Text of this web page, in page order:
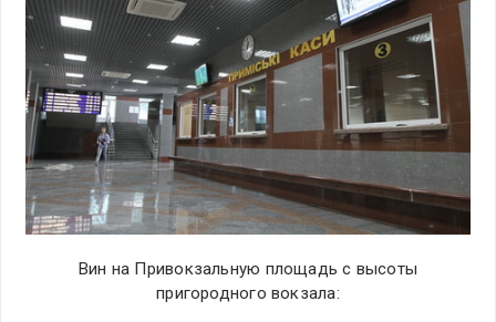
Вин на Привокзальную площадь с высоты
пригородного вокзала: